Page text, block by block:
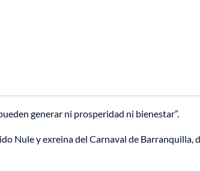
generar ni prosperidad ni bienestar”.
Nule y exreina del Carnaval de Barranquilla,